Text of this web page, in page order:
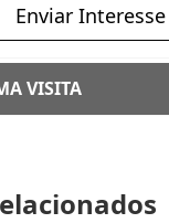
Enviar Interesse
VISITA